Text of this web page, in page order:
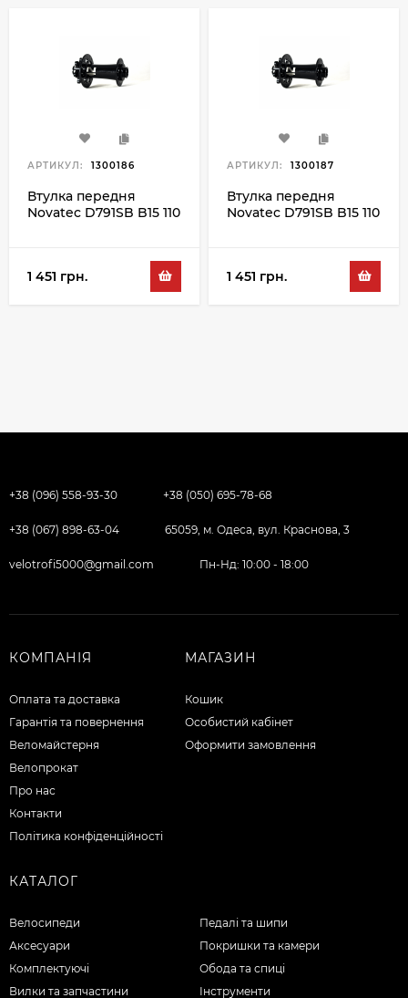
АРТИКУЛ: 1300186
Втулка передня
Novatec D791SB B15 110
1 451 грн.
АРТИКУЛ: 1300187
Втулка передня
Novatec D791SB B15 110
1 451 грн.
+38 (096) 558-93-30 +38 (050) 695-78-68
+38 (067) 898-63-04 65059, м. Одеса, вул. Краснова, 3
velotrofi5000@gmail.com Пн-Нд: 10:00 - 18:00
КОМПАНІЯ
Оплата та доставка
Гарантія та повернення
Веломайстерня
Велопрокат
Про нас
Контакти
Політика конфіденційності
МАГАЗИН
Кошик
Особистий кабінет
Оформити замовлення
КАТАЛОГ
Велосипеди
Аксесуари
Комплектуючі
Вилки та запчастини
Педалі та шипи
Покришки та камери
Обода та спиці
Інструменти